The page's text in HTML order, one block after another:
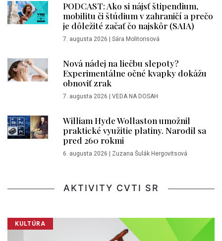
PODCAST: Ako si nájsť štipendium,
mobilitu či štúdium v zahraničí a prečo
je dôležité začať čo najskôr (SAIA)
7. augusta 2026 Sára Molitorisová
Nová nádej na liečbu slepoty?
Experimentálne očné kvapky dokážu
obnoviť zrak
7. augusta 2026 VEDA NA DOSAH
William Hyde Wollaston umožnil
praktické využitie platiny. Narodil sa
pred 260 rokmi
6. augusta 2026 Zuzana Šulák Hergovitsová
AKTIVITY CVTI SR
KULTÚRA